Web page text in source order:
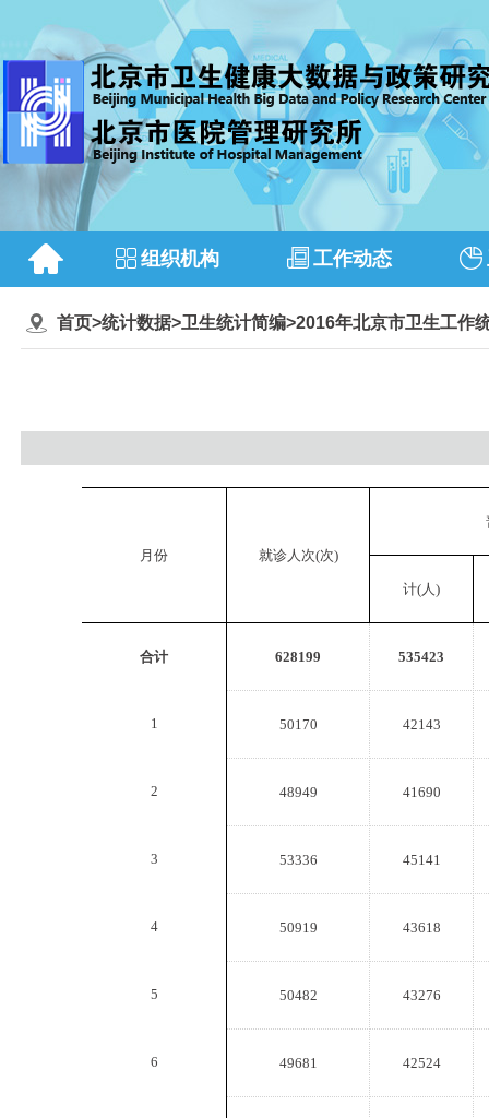
组织机构 工作动态
首页>统计数据>卫生统计简编>2016年北京市卫生工作
月份 就诊人次(次)
计(人)
合计 628199 535423
1 50170 42143
2 48949 41690
3 53336 45141
4 50919 43618
5 50482 43276
6 49681 42524